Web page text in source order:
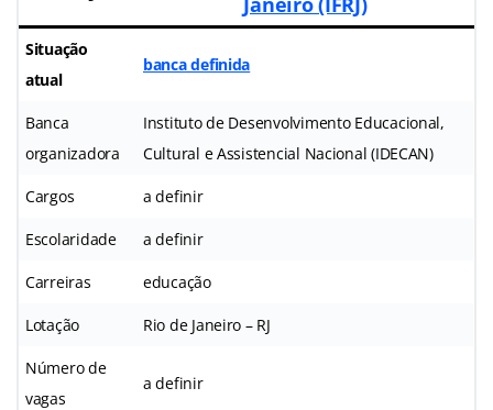
Situação
atual
banca definida
Banca
organizadora
Instituto de Desenvolvimento Educacional,
Cultural e Assistencial Nacional (IDECAN)
Cargos a definir
Escolaridade a definir
Carreiras educação
Lotação Rio de Janeiro – RJ
Número de
vagas
a definir